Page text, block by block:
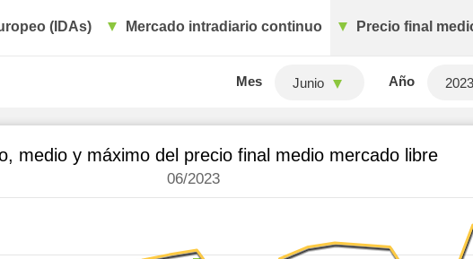
(IDAs) Mercado intradiario continuo Precio final
Mes Junio Año 2023
medio y máximo del precio final medio mercado libre
06/2023